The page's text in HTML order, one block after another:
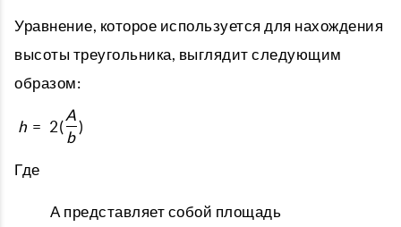
Уравнение, которое используется для нахождения
высоты треугольника, выглядит следующим
образом:
h = 2(
A
b
)
Где
А представляет собой площадь